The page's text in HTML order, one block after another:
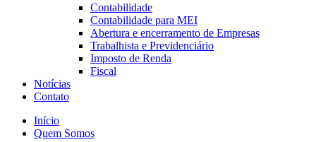
Contabilidade
Contabilidade para MEI
Abertura e encerramento de Empresas
Trabalhista e Previdenciário
Imposto de Renda
Fiscal
Notícias
Contato
Início
Quem Somos